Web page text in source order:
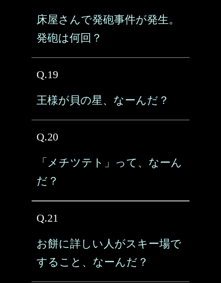
床屋さんで発砲事件が発生。
発砲は何回？
Q.19
王様が貝の星、なーんだ？
Q.20
「メチツテト」って、なーん
だ？
Q.21
お餅に詳しい人がスキー場で
すること、なーんだ？